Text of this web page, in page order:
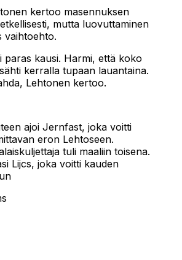
kertoo masennuksen
mutta luovuttaminen
vaihtoehto.
paras kausi. Harmi, että koko
kerralla tupaan lauantaina.
Lehtonen kertoo.
ajoi Jernfast, joka voitti
eron Lehtoseen.
tuli maaliin toisena.
Lijcs, joka voitti kauden